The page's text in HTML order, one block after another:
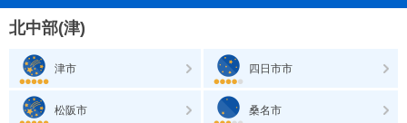
北中部(津)
津市 四日市市
松阪市 桑名市